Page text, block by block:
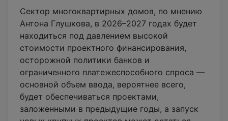
Сектор многоквартирных домов, по мнению
Антона Глушкова, в 2026–2027 годах будет
находиться под давлением высокой
стоимости проектного финансирования,
осторожной политики банков и
ограниченного платежеспособного спроса —
основной объем ввода, вероятнее всего,
будет обеспечиваться проектами,
заложенными в предыдущие годы, а запуск